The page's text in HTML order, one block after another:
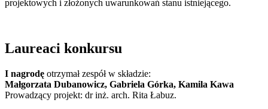
projektowych i złożonych uwarunkowań stanu istniejącego.
Laureaci konkursu
I nagrodę otrzymał zespół w składzie:
Małgorzata Dubanowicz, Gabriela Górka, Kamila Kawa
Prowadzący projekt: dr inż. arch. Rita Łabuz.